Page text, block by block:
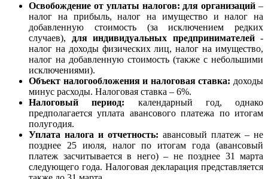
Освобождение от уплаты налогов: для организаций–
налог на прибыль, налог на имущество и налог на
добавленную стоимость(за исключением редких
случаев), для индивидуальных предпринимателей-
налог на доходы физических лиц, налог на имущество,
налог на добавленную стоимость (также с небольшими
исключениями).
Объект налогообложения и налоговая ставка: доходы
минус расходы. Налоговая ставка – 6%.
Налоговый период:
календарный год, однако
предполагается уплата авансового платежа по итогам
полугодия.
Уплата налога и отчетность: авансовый платеж – не
позднее 25 июля, налог по итогам года (авансовый
платеж засчитывается в него) – не позднее 31 марта
следующего года. Налоговая декларация представляется